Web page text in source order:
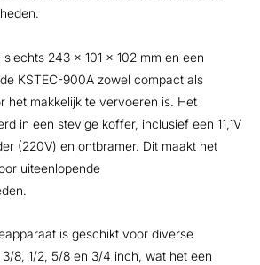
243 x 101 x 102 mm en een
KSTEC-900A zowel compact als
het makkelijk te vervoeren is. Het
in een stevige koffer, inclusief een 11,1V
(220V) en ontbramer. Dit maakt het
uiteenlopende
is geschikt voor diverse
8, 1/2, 5/8 en 3/4 inch, wat het een